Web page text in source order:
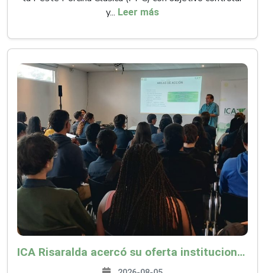
y... Leer más
ICA Risaralda acercó su oferta institucional a productores y emprendedores en Expocamello